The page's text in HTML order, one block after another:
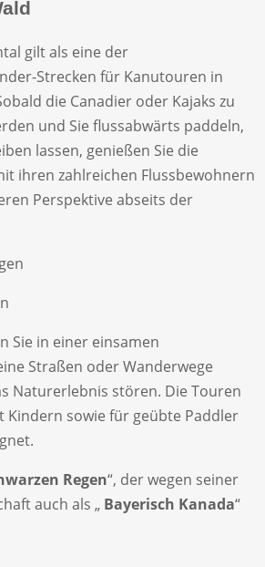
gilt als eine der
Strecken für Kanutouren in
die Canadier oder Kajaks zu
und Sie flussabwärts paddeln,
lassen, genießen Sie die
ihren zahlreichen Flussbewohnern
Perspektive abseits der
Sie in einer einsamen
Straßen oder Wanderwege
Naturerlebnis stören. Die Touren
Kindern sowie für geübte Paddler
Regen“, der wegen seiner
auch als „ Bayerisch Kanada“